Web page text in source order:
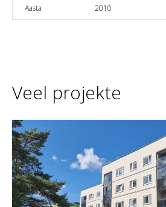
Aasta
2010
Veel projekte